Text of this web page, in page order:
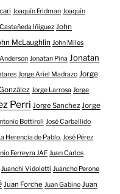
Joaquín Fridman Joaquín
Iñiguez John
McLaughlin John Miles
Jonatan Piña Jonatan
Jorge Ariel Madrazo Jorge
Jorge Larrosa Jorge
Perri Jorge Sanchez Jorge
Bottiroli José Carballido
Herencia de Pablo. José Pérez
Ferreyra JAF Juan Carlos
Juanchi Vidoletti Juancho Perone
Juan Forche Juan Gabino Juan